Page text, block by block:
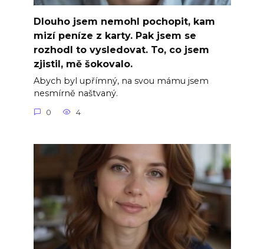
Dlouho jsem nemohl pochopit, kam
mizí peníze z karty. Pak jsem se
rozhodl to vysledovat. To, co jsem
zjistil, mě šokovalo.
Abych byl upřímný, na svou mámu jsem
nesmírně naštvaný.
0 4